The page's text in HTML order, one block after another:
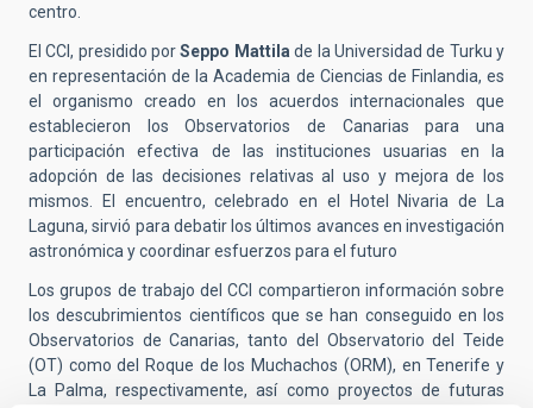
centro.
El CCI, presidido porSeppo Mattila de la Universidad de Turku y
en representación de la Academia de Ciencias de Finlandia, es
el organismo creado en los acuerdos internacionales que
establecieron los Observatorios de Canarias para una
participación efectiva de las instituciones usuarias en la
adopción de las decisiones relativas al uso y mejora de los
mismos. El encuentro, celebrado en el Hotel Nivaria de La
Laguna, sirvió para debatir los últimos avances en investigación
astronómica y coordinar esfuerzos para el futuro
Los grupos de trabajo del CCI compartieron información sobre
los descubrimientos científicos que se han conseguido en los
Observatorios de Canarias, tanto del Observatorio del Teide
(OT) como del Roque de los Muchachos (ORM), en Tenerife y
La Palma, respectivamente, así como proyectos de futuras